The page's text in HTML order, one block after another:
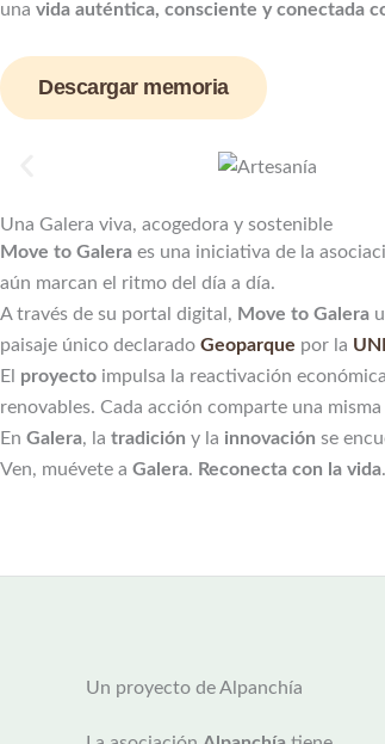
una vida auténtica, consciente y conectada
Descargar memoria
Una Galera viva, acogedora y sostenible
Move to Galera es una iniciativa de la
aún marcan el ritmo del día a día.
A través de su portal digital, Move to Galera
paisaje único declarado Geoparque por la
El proyecto impulsa la reactivación
renovables. Cada acción comparte una
En Galera, la tradición y la innovación se
Ven, muévete a Galera. Reconecta con la vida.
Un proyecto de Alpanchía